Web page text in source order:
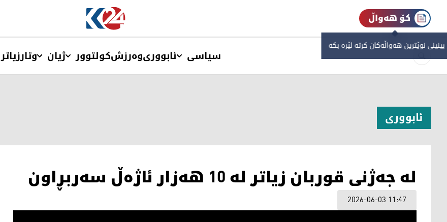
کۆ هەواڵ
نوێترین هەواڵەکان کرتە لێرە بکە
سیاسی ئابووریوەرزشکولتوور ژیان وتارزیاتر
ئابووری
لە جەژنی قوربان زیاتر لە 10 هەزار ئاژەڵ سەربڕاون
2026-06-03 11:47